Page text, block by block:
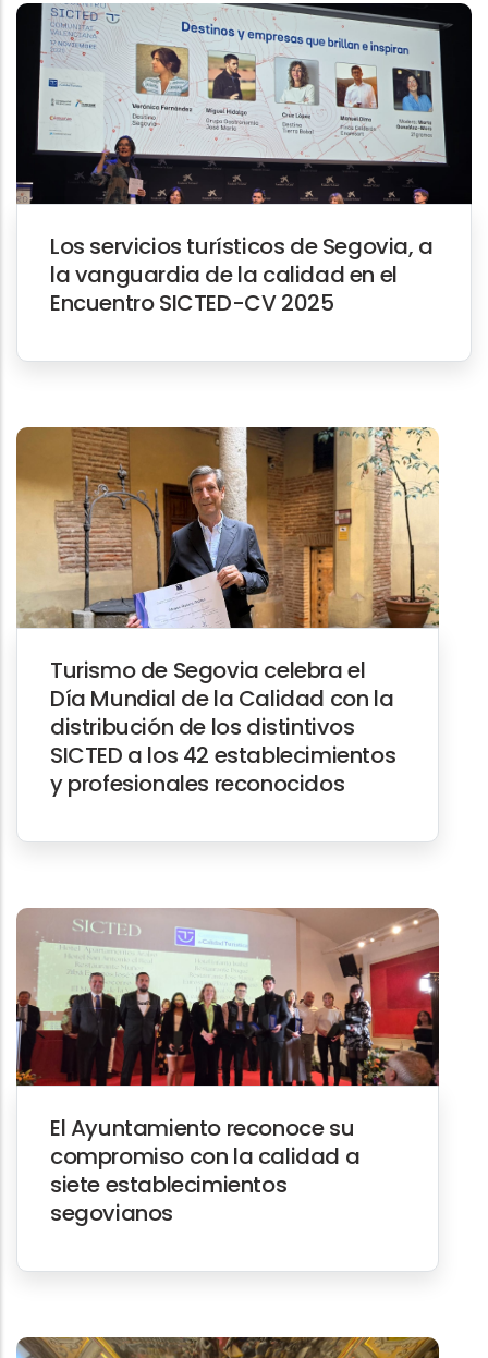
Los servicios turísticos de Segovia, a
la vanguardia de la calidad en el
Encuentro SICTED-CV 2025
Turismo de Segovia celebra el
Día Mundial de la Calidad con la
distribución de los distintivos
SICTED a los 42 establecimientos
y profesionales reconocidos
El Ayuntamiento reconoce su
compromiso con la calidad a
siete establecimientos
segovianos